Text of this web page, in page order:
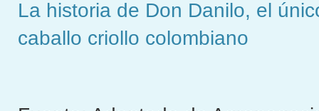
La historia de Don Danilo, el
caballo criollo colombiano